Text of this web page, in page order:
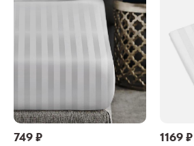
749 ₽ 1169 ₽